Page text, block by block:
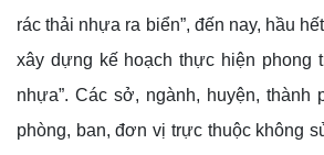
rác thải nhựa ra biển”, đến nay, hầu
xây dựng kế hoạch thực hiện phong
nhựa”. Các sở, ngành, huyện, thành
phòng, ban, đơn vị trực thuộc không